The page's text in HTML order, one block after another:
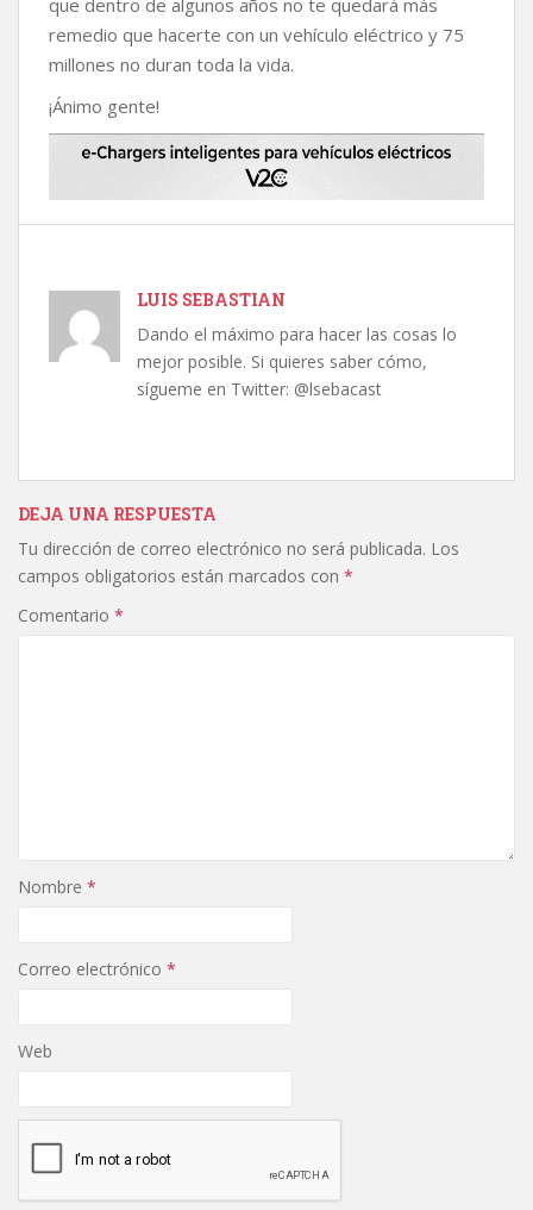
remedio que hacerte con un vehículo eléctrico y 75
millones no duran toda la vida.
¡Ánimo gente!
LUIS SEBASTIAN
Dando el máximo para hacer las cosas lo
mejor posible. Si quieres saber cómo,
sígueme en Twitter: @lsebacast
DEJA UNA RESPUESTA
Tu dirección de correo electrónico no será publicada. Los
campos obligatorios están marcados con *
Comentario *
Nombre *
Correo electrónico *
Web